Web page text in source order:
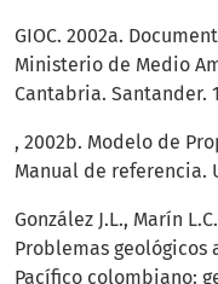
GIOC. 2002a.
Ministerio de Medio
Cantabria. Santander.
, 2002b. Modelo de
Manual de referencia.
González J.L., Marín
Problemas geológicos
Pacífico colombiano: